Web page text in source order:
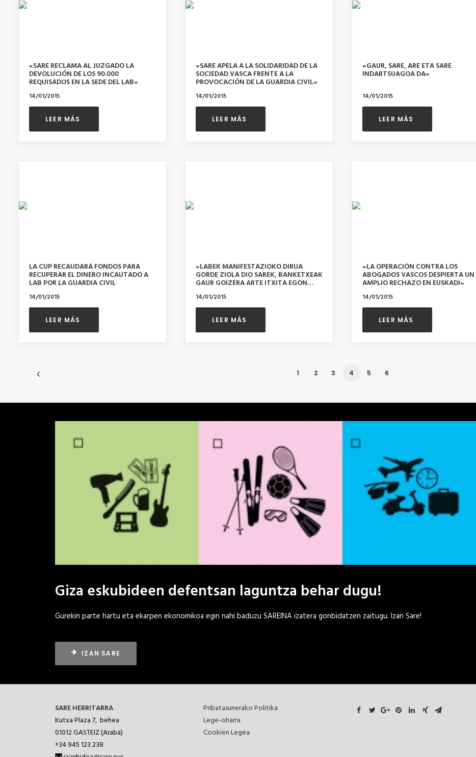
«SARE RECLAMA AL JUZGADO LA
DEVOLUCIÓN DE LOS 90.000
REQUISADOS EN LA SEDE DEL LAB»
14/01/2015
LEER MÁS
«SARE APELA A LA SOLIDARIDAD DE LA
SOCIEDAD VASCA FRENTE A LA
PROVOCACIÓN DE LA GUARDIA CIVIL»
14/01/2015
LEER MÁS
«GAUR, SARE, ARE ETA SARE
INDARTSUAGOA DA»
14/01/2015
LEER MÁS
LA CUP RECAUDARÁ FONDOS PARA
RECUPERAR EL DINERO INCAUTADO A
LAB POR LA GUARDIA CIVIL
14/01/2015
LEER MÁS
«LABEK MANIFESTAZIOKO DIRUA
GORDE ZIOLA DIO SAREK, BANKETXEAK
GAUR GOIZERA ARTE ITXITA EGON
14/01/2015
LEER MÁS
«LA OPERACIÓN CONTRA LOS
ABOGADOS VASCOS DESPIERTA UN
AMPLIO RECHAZO EN EUSKADI»
14/01/2015
LEER MÁS
1 2 3 4 5 6
Giza eskubideen defentsan laguntza behar dugu!
Gurekin parte hartu eta ekarpen ekonomikoa egin nahi baduzu SAREINA izatera gonbidatzen zaitugu. Izan Sare!
IZAN SARE
SARE HERRITARRA
Kutxa Plaza 7, behea
01012GASTEIZ (Araba)
+34 945 123 238
Pribatasunerako Politika
Lege-oharra
Cookien Legea